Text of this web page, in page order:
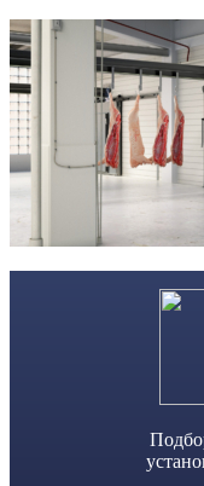
Skip
to
content